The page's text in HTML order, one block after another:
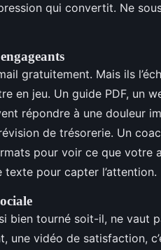
qui convertit. Ne
gratuitement. Mais ils
en jeu. Un guide PDF, un
répondre à une douleur
de trésorerie. Un
pour voir ce que votre
pour capter l’attention.
bien tourné soit-il, ne vaut
une vidéo de satisfaction,